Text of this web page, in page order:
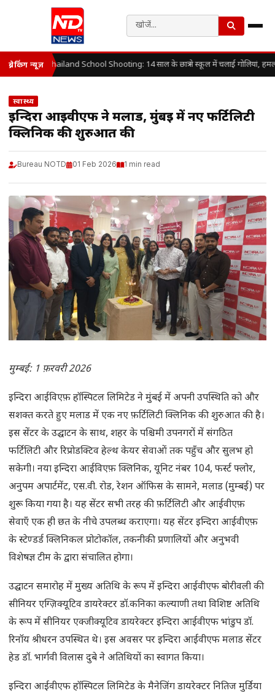
ब्रेकिंग न्यूज़Thailand School Shooting: 14 साल के छात्र ने स्कूल में चलाई गोलियां,
स्वास्थ्य
इन्दिरा आईवीएफ ने मलाड, मुंबई में नए फर्टिलिटी
क्लिनिक की शुरुआत की
Bureau NOTD 01 Feb 2026 1 min read
मुम्बई: 1 फ़रवरी 2026
इन्दिरा आईविएफ़ हॉस्पिटल लिमिटेड ने मुंबई में अपनी उपस्थिति को और
सशक्त करते हुए मलाड में एक नए फ़र्टिलिटी क्लिनिक की शुरुआत की है।
इस सेंटर के उद्घाटन के साथ, शहर के पश्चिमी उपनगरों में संगठित
फर्टिलिटी और रिप्रोडक्टिव हेल्थ केयर सेवाओं तक पहुँच और सुलभ हो
सकेगी। नया इन्दिरा आईविएफ़ क्लिनिक, यूनिट नंबर 104, फर्स्ट फ्लोर,
अनुपम अपार्टमेंट, एस.वी. रोड, रेशन ऑफिस के सामने, मलाड (मुम्बई) पर
शुरू किया गया है। यह सेंटर सभी तरह की फ़र्टिलिटी और आईवीएफ़
सेवाएँ एक ही छत के नीचे उपलब्ध कराएगा। यह सेंटर इन्दिरा आईवीएफ़
के स्टेण्डर्ड क्लिनिकल प्रोटोकॉल, तकनीकी प्रणालियों और अनुभवी
विशेषज्ञ टीम के द्वारा संचालित होगा।
उद्घाटन समारोह में मुख्य अतिथि के रूप में इन्दिरा आईवीएफ बोरीवली की
सीनियर एग्ज़िक्यूटिव डायरेक्टर डॉ.कनिका कल्याणी तथा विशिष्ट अतिथि
के रूप में सीनियर एक्जीक्यूटिव डायरेक्टर इन्दिरा आईवीएफ भांडुप डॉ.
रिनॉय श्रीधरन उपस्थित थे। इस अवसर पर इन्दिरा आईवीएफ मलाड सेंटर
हेड डॉ. भार्गवी विलास दुबे ने अतिथियों का स्वागत किया।
इन्दिरा आईवीएफ हॉस्पिटल लिमिटेड के मैनेजिंग डायरेक्टर नितिज मुर्डिया